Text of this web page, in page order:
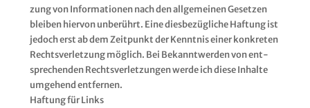
zung von Infor­ma­tio­nen nach den all­ge­mei­nen Geset­zen
blei­ben hier­von unbe­rührt. Eine dies­be­züg­li­che Haf­tung ist
jedoch erst ab dem Zeit­punkt der Kennt­nis einer kon­kre­ten
Rechts­ver­let­zung mög­lich. Bei Bekannt­wer­den von ent­
spre­chen­den Rechts­ver­let­zun­gen wer­de ich die­se Inhal­te
umge­hend ent­fer­nen.
Haf­tung für Links